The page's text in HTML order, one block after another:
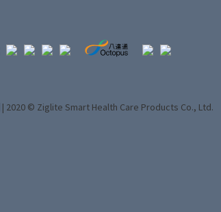
| 2020 © Ziglite Smart Health Care Products Co., Ltd.